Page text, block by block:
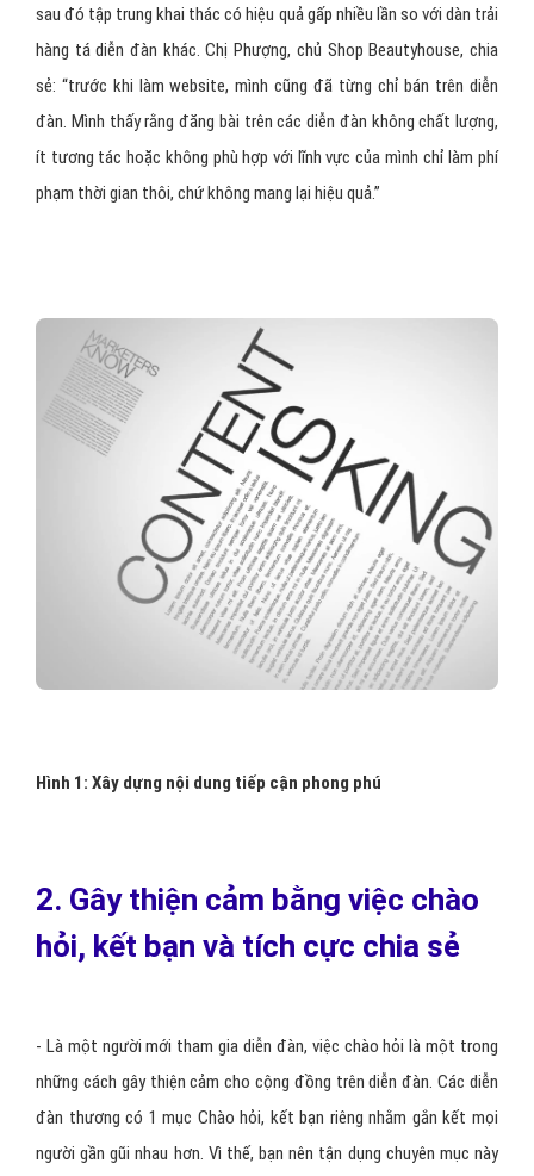
sau đó tập trung khai thác có hiệu quả gấp nhiều lần so với dàn trải
hàng tá diễn đàn khác. Chị Phượng, chủ Shop Beautyhouse, chia
sẻ: “trước khi làm website, mình cũng đã từng chỉ bán trên diễn
đàn. Mình thấy rằng đăng bài trên các diễn đàn không chất lượng,
ít tương tác hoặc không phù hợp với lĩnh vực của mình chỉ làm phí
phạm thời gian thôi, chứ không mang lại hiệu quả.”
Hình 1: Xây dựng nội dung tiếp cận phong phú
2. Gây thiện cảm bằng việc chào
hỏi, kết bạn và tích cực chia sẻ
- Là một người mới tham gia diễn đàn, việc chào hỏi là một trong
những cách gây thiện cảm cho cộng đồng trên diễn đàn. Các diễn
đàn thương có 1 mục Chào hỏi, kết bạn riêng nhằm gắn kết mọi
người gần gũi nhau hơn. Vì thế, bạn nên tận dụng chuyên mục này